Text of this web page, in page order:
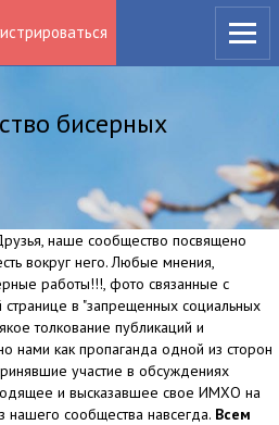
бисерных
наше сообщество посвящено
вокруг него. Любые мнения,
работы!!!, фото связанные с
странице в "запрещенных социальных
толкование публикаций и
нами как пропаганда одной из сторон
участие в обсуждениях
и высказавшее свое ИМХО на
нашего сообщества навсегда. Всем